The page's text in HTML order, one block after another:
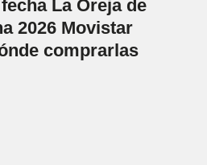
La Oreja de
2026 Movistar
comprarlas